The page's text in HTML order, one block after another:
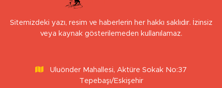
Sitemizdeki yazı, resim ve haberlerin her hakkı saklıdır. İzinsiz
veya kaynak gösterilemeden kullanılamaz.
Uluönder Mahallesi, Aktüre Sokak No:37
Tepebaşı/Eskişehir